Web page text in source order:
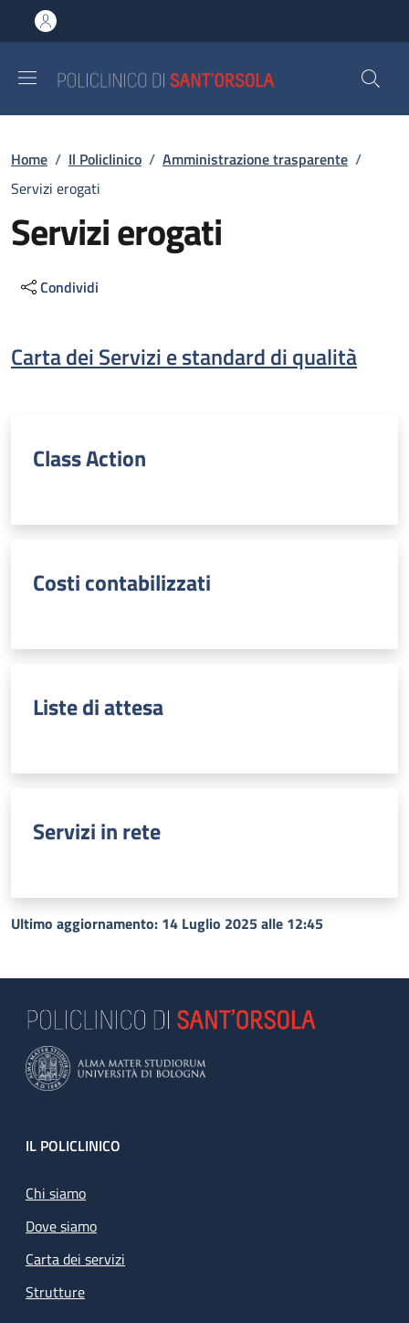
al contenuto principale
to footer content
Briciole di pane
Home / Il Policlinico / Amministrazione trasparente /
Servizi erogati
Servizi erogati
Condividi
Descrizione
Carta dei Servizi e standard di qualità
Class Action
Costi contabilizzati
Liste di attesa
Servizi in rete
Ultimo aggiornamento: 14 Luglio 2025 alle 12:45
Footer
IL POLICLINICO
Chi siamo
Dove siamo
Carta dei servizi
Strutture